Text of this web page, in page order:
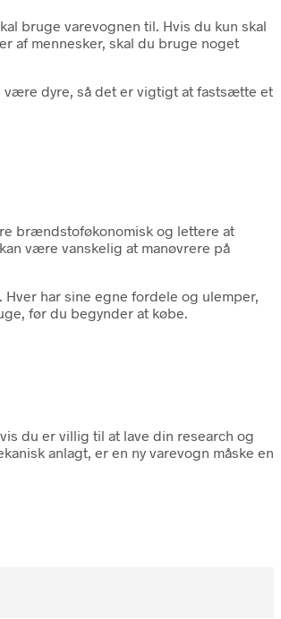
bruge varevognen til. Hvis du kun skal
af mennesker, skal du bruge noget
være dyre, så det er vigtigt at fastsætte et
brændstoføkonomisk og lettere at
være vanskelig at manøvrere på
har sine egne fordele og ulemper,
før du begynder at købe.
du er villig til at lave din research og
anlagt, er en ny varevogn måske en